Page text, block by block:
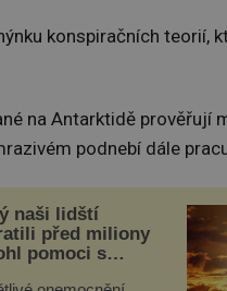
konspiračních teorií,
na Antarktidě prověřují
podnebí dále
naši lidští
před miliony
pomoci s